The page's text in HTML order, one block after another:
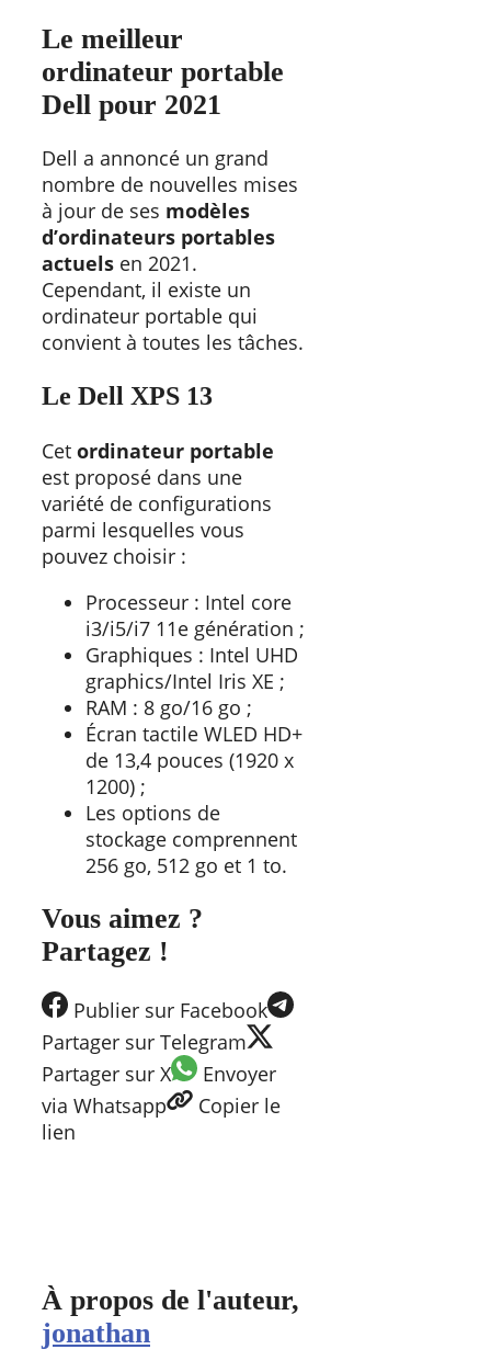
Le meilleur
ordinateur portable
Dell pour 2021
Dell a annoncé un grand
nombre de nouvelles mises
à jour de ses modèles
d’ordinateurs portables
actuels en 2021.
Cependant, il existe un
ordinateur portable qui
convient à toutes les tâches.
Le Dell XPS 13
Cet ordinateur portable
est proposé dans une
variété de configurations
parmi lesquelles vous
pouvez choisir :
Processeur : Intel core
i3/i5/i7 11e génération ;
Graphiques : Intel UHD
graphics/Intel Iris XE ;
RAM : 8 go/16 go ;
Écran tactile WLED HD+
de 13,4 pouces (1920 x
1200) ;
Les options de
stockage comprennent
256 go, 512 go et 1 to.
Vous aimez ?
Partagez !
Publier sur Facebook
Partager sur Telegram
Partager sur X
Envoyer
via Whatsapp
Copier le
lien
À propos de l'auteur,
jonathan